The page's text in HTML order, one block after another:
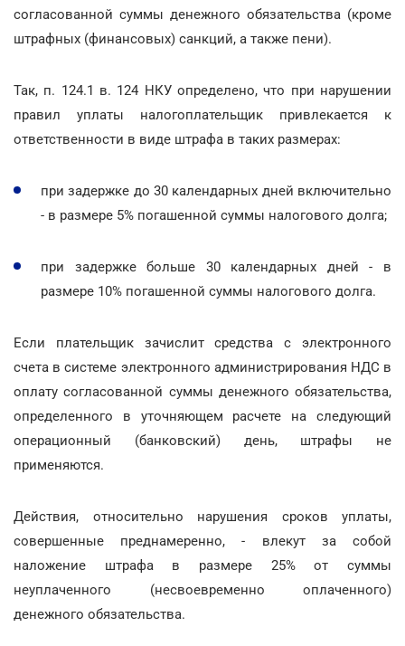
согласованной суммы денежного обязательства (кроме
штрафных (финансовых) санкций, а также пени).
Так, п. 124.1 в. 124 НКУ определено, что при нарушении
правил уплаты налогоплательщик привлекается к
ответственности в виде штрафа в таких размерах:
при задержке до 30 календарных дней включительно
- в размере 5% погашенной суммы налогового долга;
при задержке больше 30 календарных дней - в
размере 10% погашенной суммы налогового долга.
Если плательщик зачислит средства с электронного
счета в системе электронного администрирования НДС в
оплату согласованной суммы денежного обязательства,
определенного в уточняющем расчете на следующий
операционный (банковский) день, штрафы не
применяются.
Действия, относительно нарушения сроков уплаты,
совершенные преднамеренно, - влекут за собой
наложение штрафа в размере 25% от суммы
неуплаченного (несвоевременно оплаченного)
денежного обязательства.